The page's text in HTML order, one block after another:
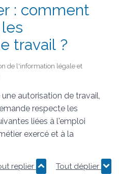
: comment
travail ?
de l'information légale et
autorisation de travail,
respecte les
liées à l'emploi
exercé et à la
replier Tout déplier